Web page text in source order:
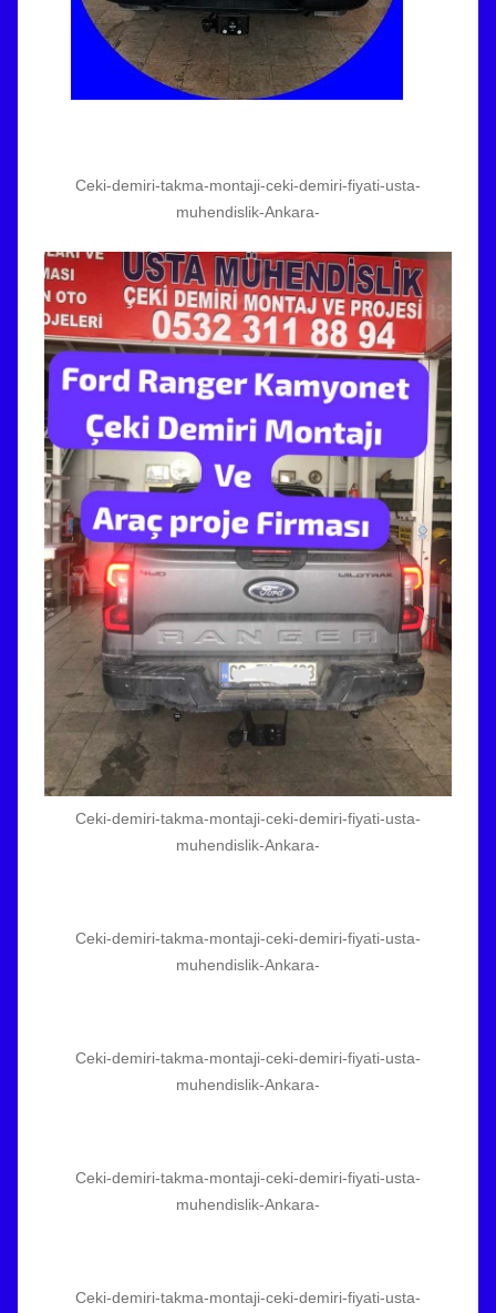
Ceki-demiri-takma-montaji-ceki-demiri-fiyati-usta-
muhendislik-Ankara-
Ceki-demiri-takma-montaji-ceki-demiri-fiyati-usta-
muhendislik-Ankara-
Ceki-demiri-takma-montaji-ceki-demiri-fiyati-usta-
muhendislik-Ankara-
Ceki-demiri-takma-montaji-ceki-demiri-fiyati-usta-
muhendislik-Ankara-
Ceki-demiri-takma-montaji-ceki-demiri-fiyati-usta-
muhendislik-Ankara-
Ceki-demiri-takma-montaji-ceki-demiri-fiyati-usta-